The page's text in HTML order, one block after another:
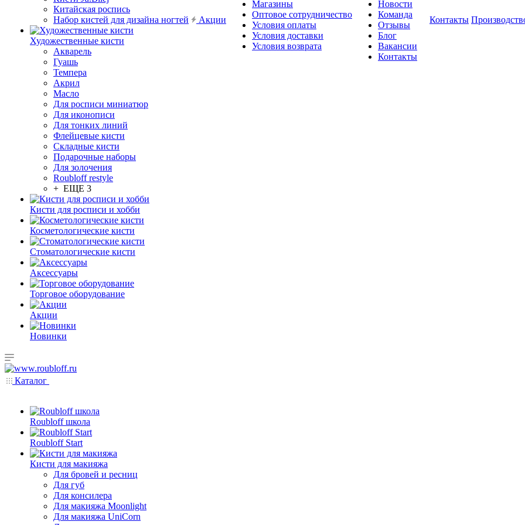
Китайская роспись
Набор кистей для дизайна ногтей
Художественные кисти
Акварель
Гуашь
Темпера
Акрил
Масло
Для росписи миниатюр
Для иконописи
Для тонких линий
Флейцевые кисти
Складные кисти
Подарочные наборы
Для золочения
Roubloff restyle
+ ЕЩЕ 3
Кисти для росписи и хобби
Косметологические кисти
Стоматологические кисти
Аксессуары
Торговое оборудование
Акции
Новинки
Акции
Магазины
Оптовое сотрудничество
Условия оплаты
Условия доставки
Условия возврата
Новости
Команда
Отзывы
Блог
Вакансии
Контакты
Контакты
Каталог
Roubloff школа
Roubloff Start
Кисти для макияжа
Для бровей и ресниц
Для губ
Для консилера
Для макияжа Moonlight
Для макияжа UniCorn